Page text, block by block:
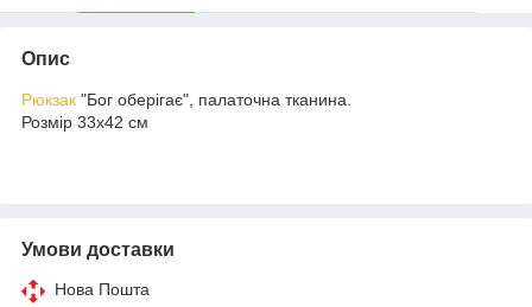
Опис
Рюкзак "Бог оберігає", палаточна тканина.
Розмір 33х42 см
Умови доставки
Нова Пошта